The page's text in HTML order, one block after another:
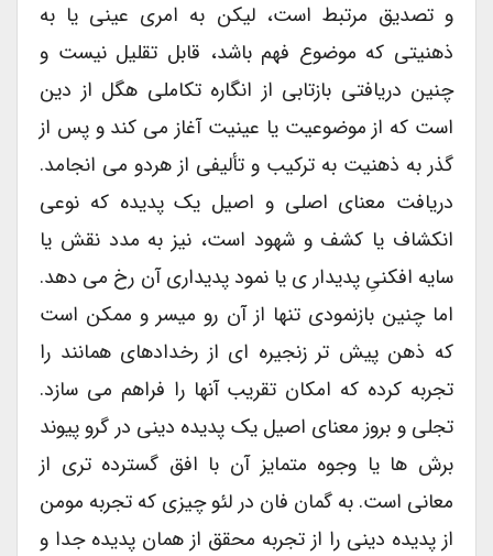
و تصدیق مرتبط است، لیکن به امری عینی یا به
ذهنیتی که موضوع فهم باشد، قابل تقلیل نیست و
چنین دریافتی بازتابی از انگاره تکاملی هگل از دین
است که از موضوعیت یا عینیت آغاز می کند و پس از
گذر به ذهنیت به ترکیب و تألیفی از هردو می انجامد.
دریافت معنای اصلی و اصیل یک پدیده که نوعی
انکشاف یا کشف و شهود است، نیز به مدد نقش یا
سایه افکنیِ پدیدار ی یا نمود پدیداری آن رخ می دهد.
اما چنین بازنمودی تنها از آن رو میسر و ممکن است
که ذهن پیش تر زنجیره ای از رخدادهای همانند را
تجربه کرده که امکان تقریب آنها را فراهم می سازد.
تجلی و بروز معنای اصیل یک پدیده دینی در گرو پیوند
برش ها یا وجوه متمایز آن با افق گسترده تری از
معانی است. به گمان فان در لئو چیزی که تجربه مومن
از پدیده دینی را از تجربه محقق از همان پدیده جدا و